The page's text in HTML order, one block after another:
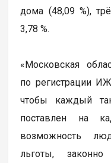
дома (48,09 %),
3,78 %.
«Московская
по регистрации
чтобы каждый
поставлен на
возможность
льготы,